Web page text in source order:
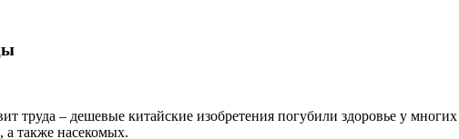
труда – дешевые китайские изобретения погубили здоровье у
а также насекомых.